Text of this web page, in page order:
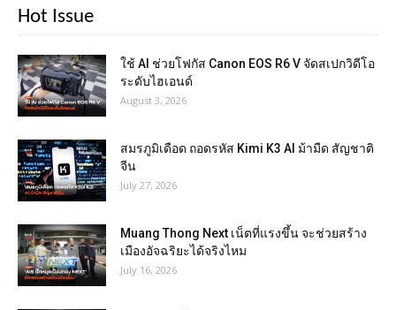
Hot Issue
ใช้ AI ช่วยโฟกัส Canon EOS R6 V จัดสเปกวิดีโอ
ระดับไฮเอนด์
August 3, 2026
สมรภูมิเดือด ถอดรหัส Kimi K3 AI ม้ามืด สัญชาติ
จีน
July 27, 2026
Muang Thong Next เน็ตที่แรงขึ้น จะช่วยสร้าง
เมืองอัจฉริยะได้จริงไหม
July 16, 2026